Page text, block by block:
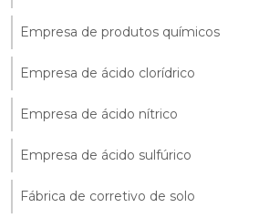
Empresa de produtos químicos
Empresa de ácido clorídrico
Empresa de ácido nítrico
Empresa de ácido sulfúrico
Fábrica de corretivo de solo